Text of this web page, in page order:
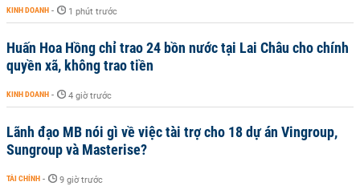
KINH DOANH - 1 phút trước
Huấn Hoa Hồng chỉ trao 24 bồn nước tại Lai Châu cho chính
quyền xã, không trao tiền
KINH DOANH - 4 giờ trước
Lãnh đạo MB nói gì về việc tài trợ cho 18 dự án Vingroup,
Sungroup và Masterise?
TÀI CHÍNH - 9 giờ trước